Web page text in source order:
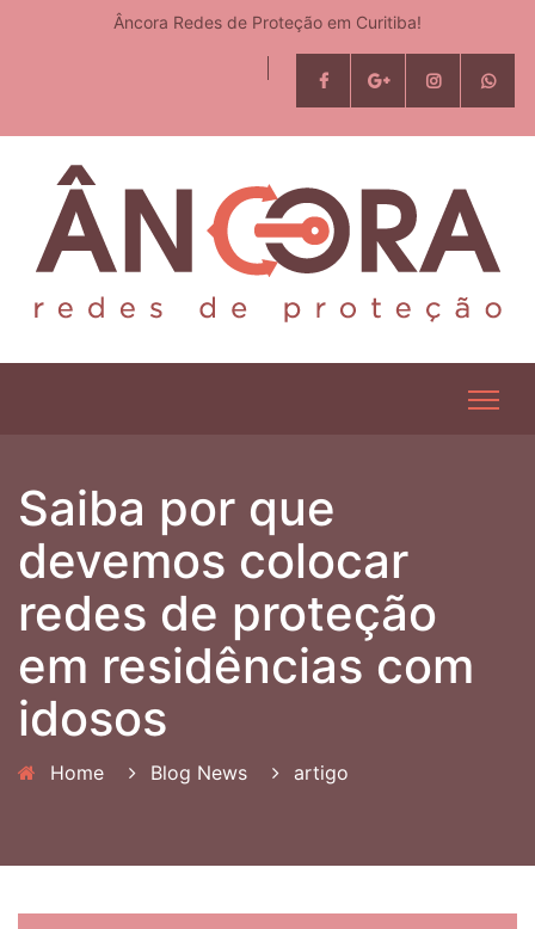
Âncora Redes de Proteção em Curitiba!
Saiba por que
devemos colocar
redes de proteção
em residências com
idosos
Home Blog News artigo